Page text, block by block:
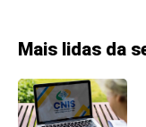
Mais lidas da